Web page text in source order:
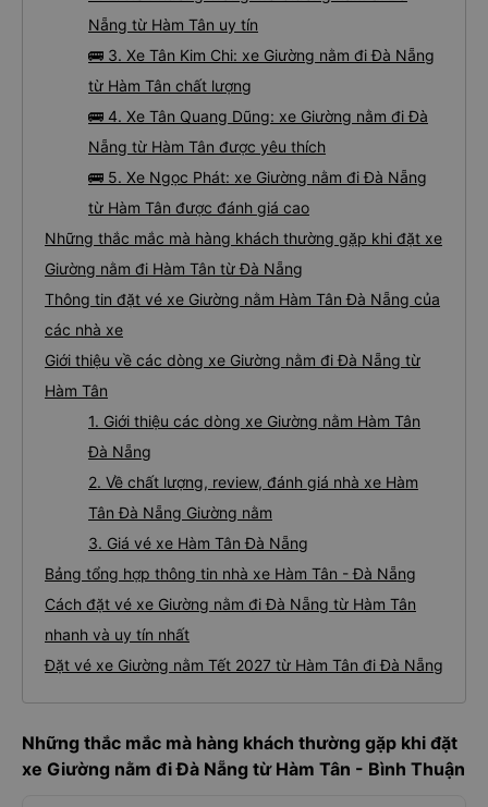
Nẵng từ Hàm Tân uy tín
🚌 3. Xe Tân Kim Chi: xe Giường nằm đi Đà Nẵng
từ Hàm Tân chất lượng
🚌 4. Xe Tân Quang Dũng: xe Giường nằm đi Đà
Nẵng từ Hàm Tân được yêu thích
🚌 5. Xe Ngọc Phát: xe Giường nằm đi Đà Nẵng
từ Hàm Tân được đánh giá cao
Những thắc mắc mà hàng khách thường gặp khi đặt xe
Giường nằm đi Hàm Tân từ Đà Nẵng
Thông tin đặt vé xe Giường nằm Hàm Tân Đà Nẵng của
các nhà xe
Giới thiệu về các dòng xe Giường nằm đi Đà Nẵng từ
Hàm Tân
1. Giới thiệu các dòng xe Giường nằm Hàm Tân
Đà Nẵng
2. Về chất lượng, review, đánh giá nhà xe Hàm
Tân Đà Nẵng Giường nằm
3. Giá vé xe Hàm Tân Đà Nẵng
Bảng tổng hợp thông tin nhà xe Hàm Tân - Đà Nẵng
Cách đặt vé xe Giường nằm đi Đà Nẵng từ Hàm Tân
nhanh và uy tín nhất
Đặt vé xe Giường nằm Tết 2027 từ Hàm Tân đi Đà Nẵng
Những thắc mắc mà hàng khách thường gặp khi đặt
xe Giường nằm đi Đà Nẵng từ Hàm Tân - Bình Thuận